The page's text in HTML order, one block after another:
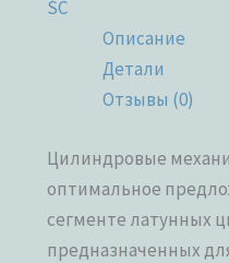
SC
Описание
Детали
Отзывы (0)
Цилиндровые
оптимальное
сегменте латунных
предназначенных